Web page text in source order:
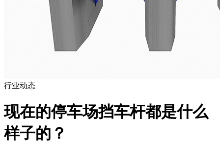
行业动态
现在的停车场挡车杆都是什么
样子的？